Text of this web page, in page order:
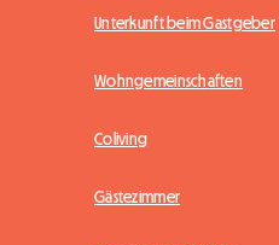
Unterkunft beim Gastgeber
Wohngemeinschaften
Coliving
Gästezimmer